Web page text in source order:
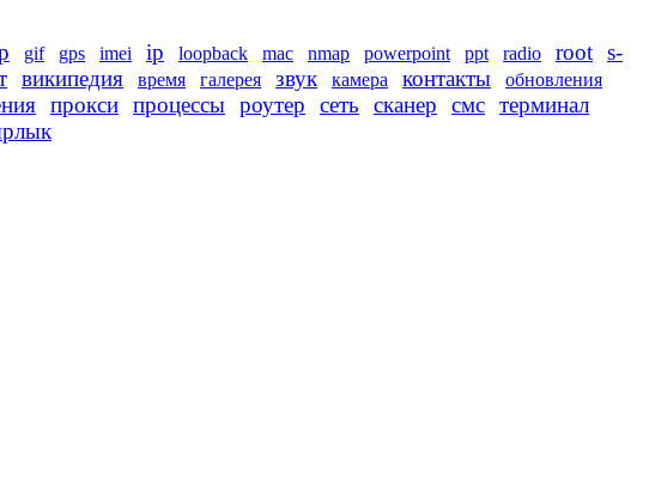
gif gps imei ip loopback mac nmap powerpoint ppt radio root s-
википедия время галерея звук камера контакты
обновления
прокси процессы роутер сеть сканер смс терминал